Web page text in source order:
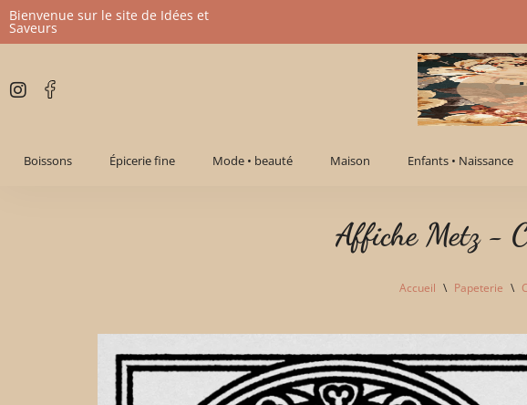
Aller
contenu
Bienvenue sur le site de Idées et
Saveurs
Boissons Épicerie fine Mode • beauté Maison Enfants • Naissance
Affiche Metz -
Accueil \ Papeterie \